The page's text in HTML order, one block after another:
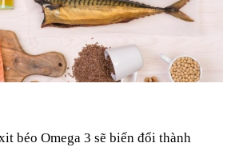
béo Omega 3 sẽ biến đổi thành